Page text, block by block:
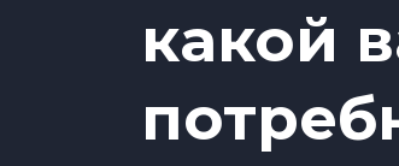
какой